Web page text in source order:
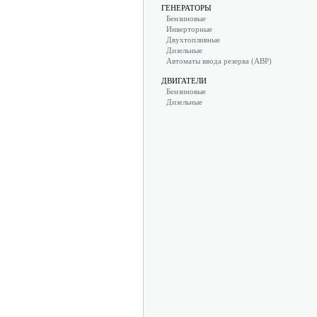
ГЕНЕРАТОРЫ
Бензиновые
Инверторные
Двухтопливные
Дизельные
Автоматы ввода резерва (АВР)
ДВИГАТЕЛИ
Бензиновые
Дизельные